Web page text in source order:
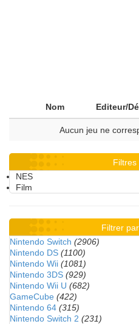
Nom Editeur/
Aucun jeu ne
Filtres
NES
Film
Filtrer
Nintendo Switch (2906)
Nintendo DS (1100)
Nintendo Wii (1081)
Nintendo 3DS (929)
Nintendo Wii U (682)
GameCube (422)
Nintendo 64 (315)
Nintendo Switch 2 (231)